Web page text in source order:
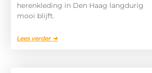
herenkleding in Den Haag langdurig
mooi blijft.
Lees verder ➜